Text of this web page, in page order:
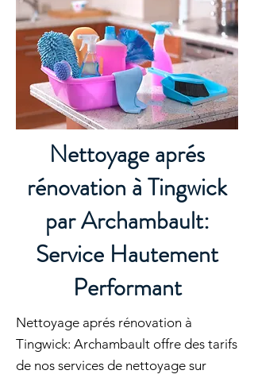
Nettoyage aprés
rénovation à Tingwick
par Archambault:
Service Hautement
Performant
Nettoyage aprés rénovation à
Tingwick: Archambault offre des tarifs
de nos services de nettoyage sur